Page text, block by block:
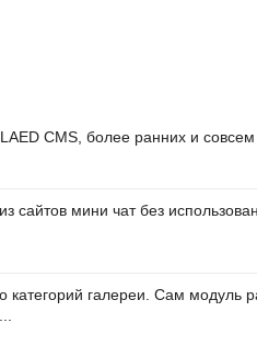
CMS, более ранних и совсем
сайтов мини чат без
категорий галереи. Сам модуль